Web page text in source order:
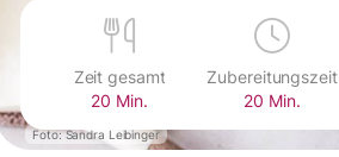
Foto: Sandra Leibinger
Zeit gesamt
20 Min.
Zubereitungszeit
20 Min.